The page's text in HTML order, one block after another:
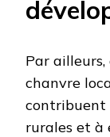
Par
chanvre
contribuent
rurales et à